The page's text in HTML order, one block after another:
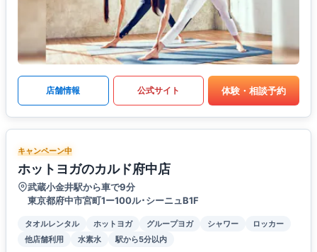
店舗情報 公式サイト 体験・相談予約
キャンペーン中
ホットヨガのカルド府中店
武蔵小金井駅から車で9分
東京都府中市宮町1ー100ル･シーニュB1F
タオルレンタル ホットヨガ グループヨガ シャワー
ロッカー
他店舗利用
水素水 駅から5分以内